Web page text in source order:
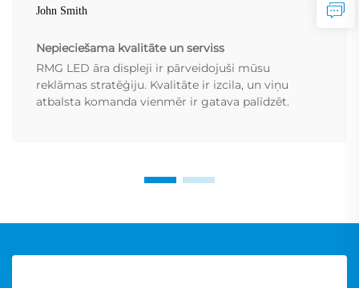
John Smith
Nepieciešama kvalitāte un serviss
RMG LED āra displeji ir pārveidojuši mūsu
reklāmas stratēģiju. Kvalitāte ir izcila, un viņu
atbalsta komanda vienmēr ir gatava palīdzēt.